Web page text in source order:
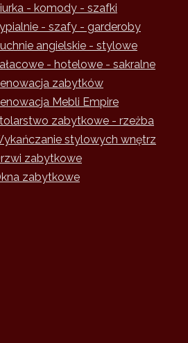
- komody - szafki
- szafy - garderoby
angielskie - stylowe
- hotelowe - sakralne
zabytków
Mebli Empire
zabytkowe - rzeżba
stylowych wnętrz
zabytkowe
zabytkowe